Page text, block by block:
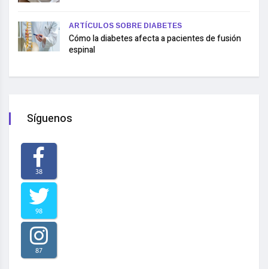
ARTÍCULOS SOBRE DIABETES
Cómo la diabetes afecta a pacientes de fusión
espinal
Síguenos
38
98
87